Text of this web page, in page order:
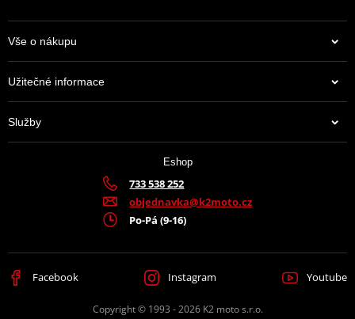
Vše o nákupu
Užitečné informace
Služby
Eshop
733 538 252
objednavka@k2moto.cz
Po-Pá (9-16)
Facebook Instagram Youtube
Copyright © 1993 - 2026 K2 moto s.r.o.